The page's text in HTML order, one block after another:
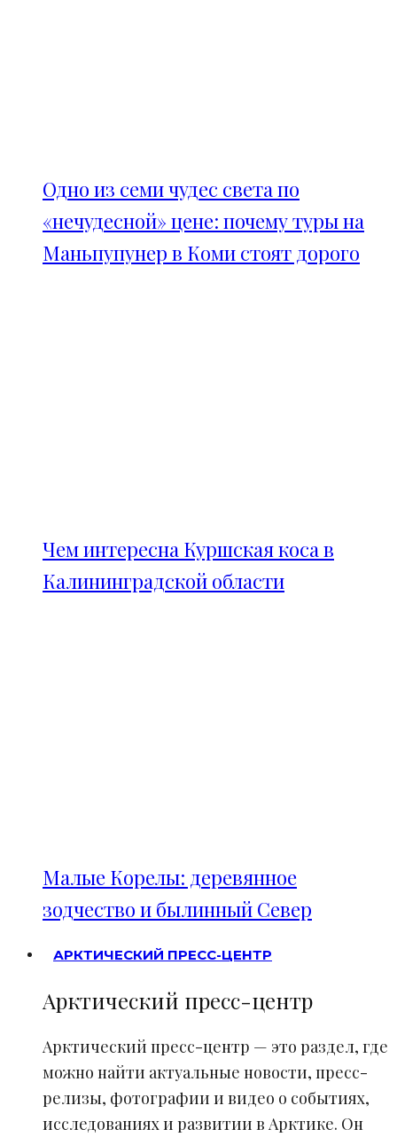
Одно из семи чудес света по
«нечудесной» цене: почему туры на
Маньпупунер в Коми стоят дорого
Чем интересна Куршская коса в
Калининградской области
Малые Корелы: деревянное
зодчество и былинный Север
АРКТИЧЕСКИЙ ПРЕСС-ЦЕНТР
Арктический пресс-центр
Арктический пресс-центр — это раздел, где
можно найти актуальные новости, пресс-
релизы, фотографии и видео о событиях,
исследованиях и развитии в Арктике. Он